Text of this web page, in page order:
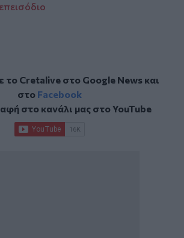
το Cretalive στο Google Newsκαι
στο Facebook
στο κανάλι μας στοYouTube